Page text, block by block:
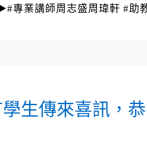
業講師周志盛周瑋軒 #助
生傳來喜訊，